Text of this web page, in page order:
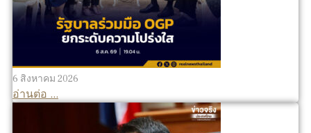
6 สิงหาคม 2026
อ่านต่อ ...